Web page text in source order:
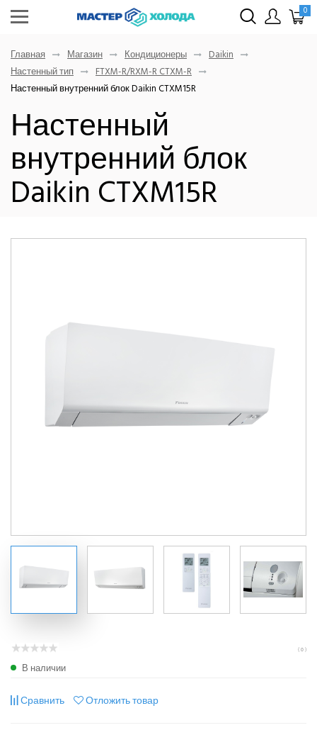
0
Главная Магазин Кондиционеры
Daikin
Настенный тип
FTXM-R/RXM-R CTXM-R
Настенный внутренний блок Daikin CTXM15R
Настенный
внутренний блок
Daikin CTXM15R
( 0 )
В наличии
Сравнить Отложить товар